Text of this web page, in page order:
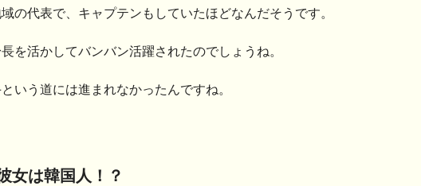
の代表で、キャプテンもしていたほどなんだそうです。
を活かしてバンバン活躍されたのでしょうね。
いう道には進まれなかったんですね。
女は韓国人！？